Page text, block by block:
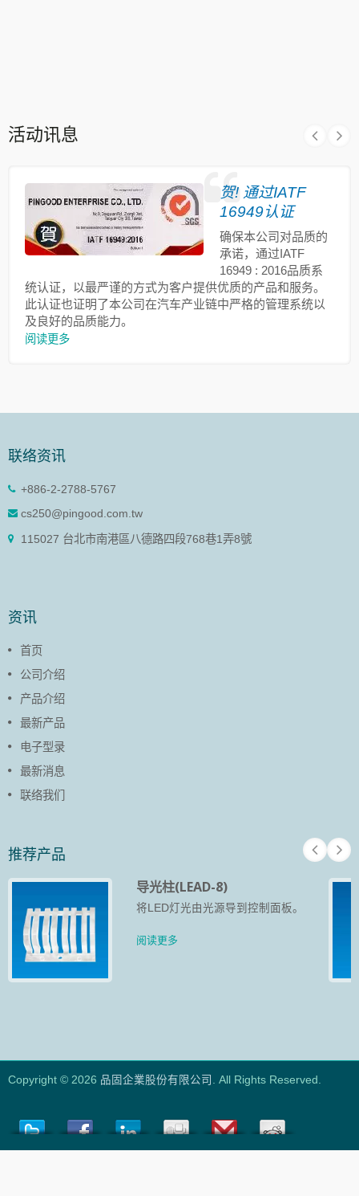
活动讯息
贺! 通过IATF
16949认证
确保本公司对品质的
承诺，通过IATF
16949 : 2016品质系
统认证，以最严谨的方式为客户提供优质的产品和服务。
此认证也证明了本公司在汽车产业链中严格的管理系统以
及良好的品质能力。
阅读更多
联络资讯
+886-2-2788-5767
cs250@pingood.com.tw
115027 台北市南港區八德路四段768巷1弄8號
资讯
首页
公司介绍
产品介绍
最新产品
电子型录
最新消息
联络我们
推荐产品
导光柱(LEAD-8)
将LED灯光由光源导到控制面板。
阅读更多
Copyright © 2026 品固企業股份有限公司 . All Rights Reserved.